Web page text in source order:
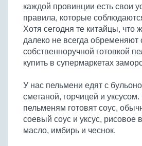
каждой провинции есть свои
правила, которые
Хотя сегодня те китайцы, что
далеко не всегда обременяют
собственноручной готовкой
купить в супермаркетах
У нас пельмени едят с
сметаной, горчицей и
пельменям готовят соус,
соевый соус и уксус, рисовое
масло, имбирь и чеснок.